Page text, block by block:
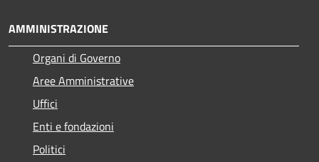
AMMINISTRAZIONE
Organi di Governo
Aree Amministrative
Uffici
Enti e fondazioni
Politici